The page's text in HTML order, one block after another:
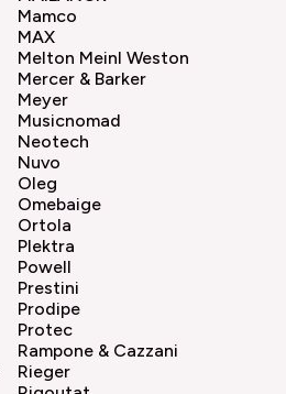
Mamco
MAX
Melton Meinl Weston
Mercer & Barker
Meyer
Musicnomad
Neotech
Nuvo
Oleg
Omebaige
Ortola
Plektra
Powell
Prestini
Prodipe
Protec
Rampone & Cazzani
Rieger